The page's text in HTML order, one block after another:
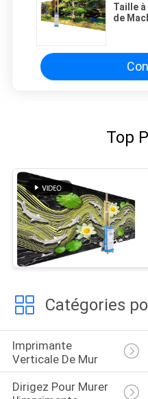
Taille
de
Top
Catégories
Imprimante
Verticale De Mur
Dirigez Pour Murer